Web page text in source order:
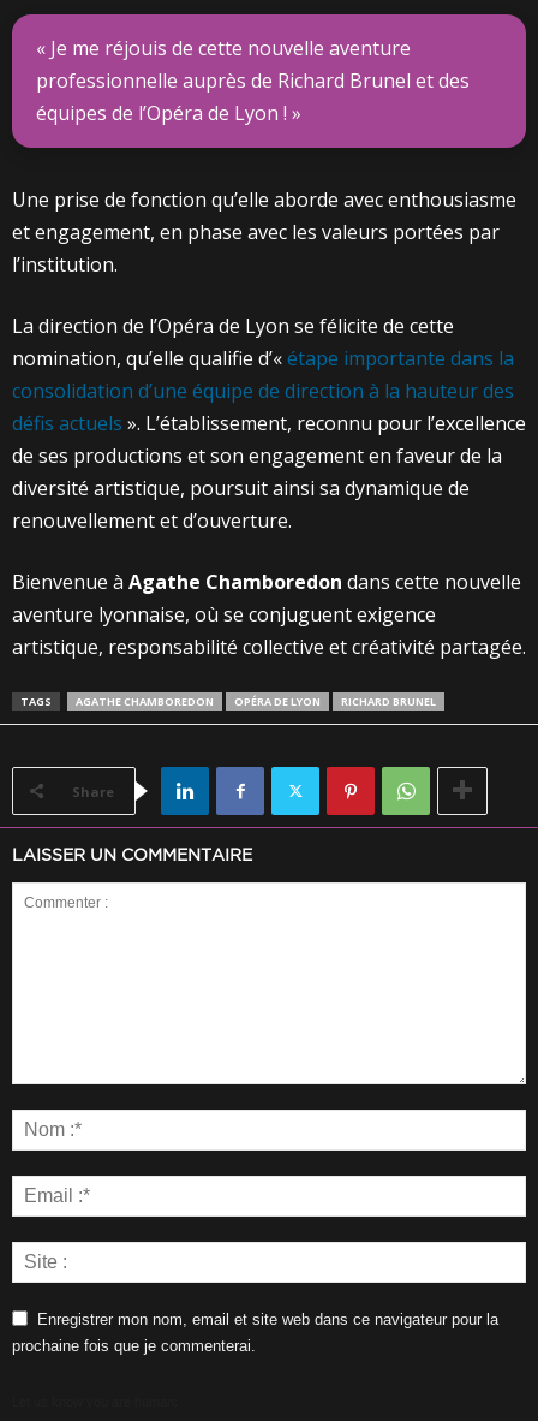
« Je me réjouis de cette nouvelle aventure
professionnelle auprès de Richard Brunel et des
équipes de l’Opéra de Lyon ! »
Une prise de fonction qu’elle aborde avec enthousiasme
et engagement, en phase avec les valeurs portées par
l’institution.
La direction de l’Opéra de Lyon se félicite de cette
nomination, qu’elle qualifie d’«étape importante dans la
consolidation d’une équipe de direction à la hauteur des
défis actuels ». L’établissement, reconnu pour l’excellence
de ses productions et son engagement en faveur de la
diversité artistique, poursuit ainsi sa dynamique de
renouvellement et d’ouverture.
Bienvenue à Agathe Chamboredon dans cette nouvelle
aventure lyonnaise, où se conjuguent exigence
artistique, responsabilité collective et créativité partagée.
TAGS AGATHE CHAMBOREDON OPÉRA DE LYON RICHARD BRUNEL
Share
LAISSER UN COMMENTAIRE
Enregistrer mon nom, email et site web dans ce navigateur pour la
prochaine fois que je commenterai.